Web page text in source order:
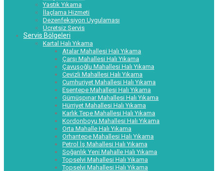
Yastık Yıkama
İlaçlama Hizmeti
Dezenfeksiyon Uygulaması
Ücretsiz Servis
Servis Bölgeleri
Kartal Halı Yıkama
Atalar Mahallesi Halı Yıkama
Çarşı Mahallesi Halı Yıkama
Çavuşoğlu Mahallesi Halı Yıkama
Cevizli Mahallesi Halı Yıkama
Cumhuriyet Mahallesi Halı Yıkama
Esentepe Mahallesi Halı Yıkama
Gümüşpınar Mahallesi Halı Yıkama
Hürriyet Mahallesi Halı Yıkama
Karlık Tepe Mahallesi Halı Yıkama
Kordonboyu Mahallesi Halı Yıkama
Orta Mahalle Halı Yıkama
Orhantepe Mahallesi Halı Yıkama
Petrol İş Mahallesi Halı Yıkama
Soğanlık Yeni Mahalle Halı Yıkama
Topselvi Mahallesi Halı Yıkama
Topselvi Mahallesi Halı Yıkama